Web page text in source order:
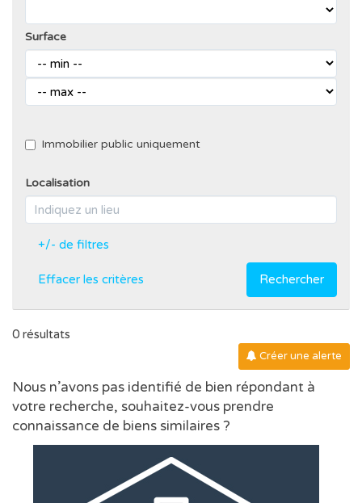
Surface
Immobilier public uniquement
Localisation
+/- de filtres
Effacer les critères Rechercher
0 résultats
Créer une alerte
Nous n’avons pas identifié de bien répondant à
votre recherche, souhaitez-vous prendre
connaissance de biens similaires ?